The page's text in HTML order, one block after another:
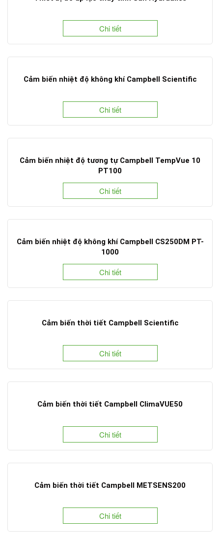
Chi tiết
Cảm biến nhiệt độ không khí Campbell Scientific
Chi tiết
Cảm biến nhiệt độ tương tự Campbell TempVue 10
PT100
Chi tiết
Cảm biến nhiệt độ không khí Campbell CS250DM PT-
1000
Chi tiết
Cảm biến thời tiết Campbell Scientific
Chi tiết
Cảm biến thời tiết Campbell ClimaVUE50
Chi tiết
Cảm biến thời tiết Campbell METSENS200
Chi tiết